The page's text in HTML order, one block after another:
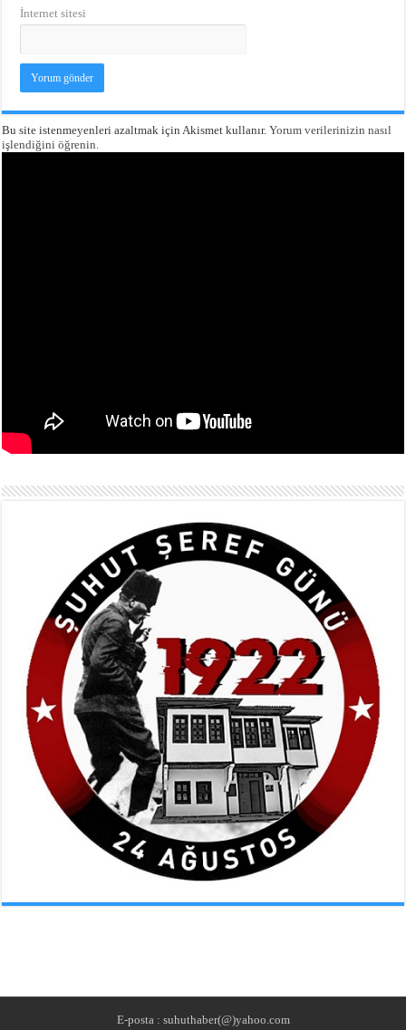
İnternet sitesi
Bu site istenmeyenleri azaltmak için Akismet kullanır.Yorum verilerinizin nasıl
işlendiğini öğrenin.
E-posta : suhuthaber(@)yahoo.com